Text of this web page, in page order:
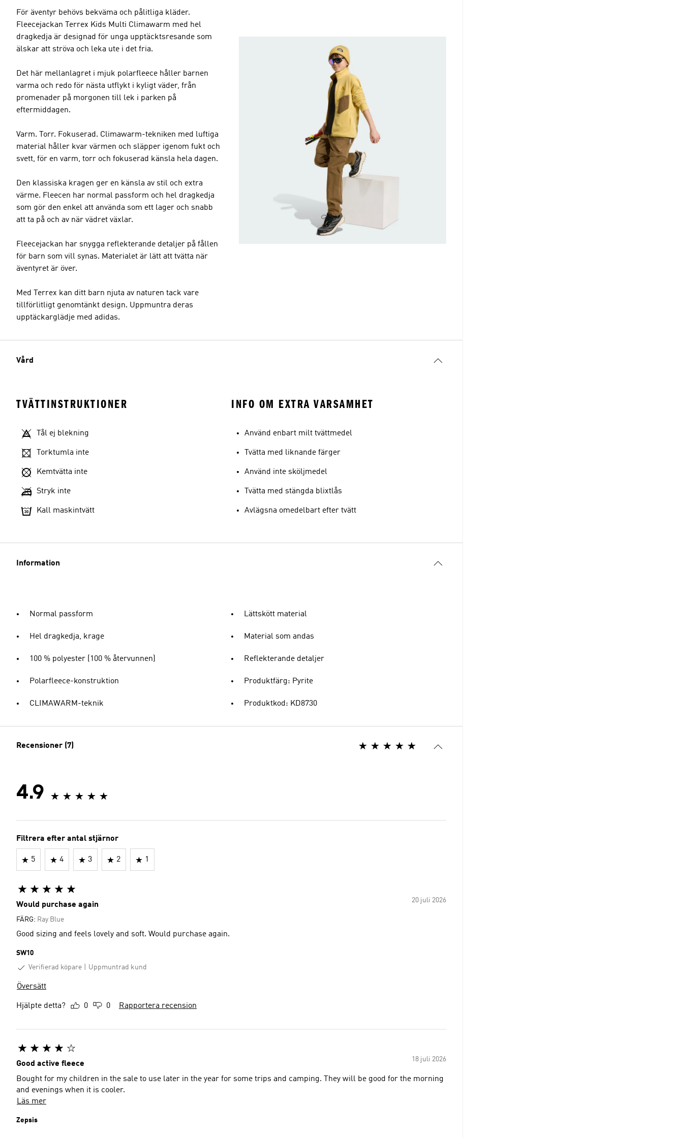
För äventyr behövs bekväma och pålitliga kläder.
Fleecejackan Terrex Kids Multi Climawarm med hel
dragkedja är designad för unga upptäcktsresande som
älskar att ströva och leka ute i det fria.
Det här mellanlagret i mjuk polarfleece håller barnen
varma och redo för nästa utflykt i kyligt väder, från
promenader på morgonen till lek i parken på
eftermiddagen.
Varm. Torr. Fokuserad. Climawarm-tekniken med luftiga
material håller kvar värmen och släpper igenom fukt och
svett, för en varm, torr och fokuserad känsla hela dagen.
Den klassiska kragen ger en känsla av stil och extra
värme. Fleecen har normal passform och hel dragkedja
som gör den enkel att använda som ett lager och snabb
att ta på och av när vädret växlar.
Fleecejackan har snygga reflekterande detaljer på fållen
för barn som vill synas. Materialet är lätt att tvätta när
äventyret är över.
Med Terrex kan ditt barn njuta av naturen tack vare
tillförlitligt genomtänkt design. Uppmuntra deras
upptäckarglädje med adidas.
Vård
TVÄTTINSTRUKTIONER
Tål ej blekning
Torktumla inte
Kemtvätta inte
Stryk inte
Kall maskintvätt
INFO OM EXTRA VARSAMHET
Använd enbart milt tvättmedel
Tvätta med liknande färger
Använd inte sköljmedel
Tvätta med stängda blixtlås
Avlägsna omedelbart efter tvätt
Information
Normal passform
Hel dragkedja, krage
100 % polyester (100 % återvunnen)
Polarfleece-konstruktion
CLIMAWARM-teknik
Lättskött material
Material som andas
Reflekterande detaljer
Produktfärg: Pyrite
Produktkod: KD8730
Recensioner (7)
4.9
Filtrera efter antal stjärnor
5 4 3 2 1
20 juli 2026
Would purchase again
FÄRG: Ray Blue
Good sizing and feels lovely and soft. Would purchase again.
SW10
Verifierad köpare
Uppmuntrad kund
Översätt
Hjälpte detta? 0 0 Rapportera recension
18 juli 2026
Good active fleece
Bought for my children in the sale to use later in the year for some trips and camping. They will be good for the morning
and evenings when it is cooler.
Läs mer
Zepsis